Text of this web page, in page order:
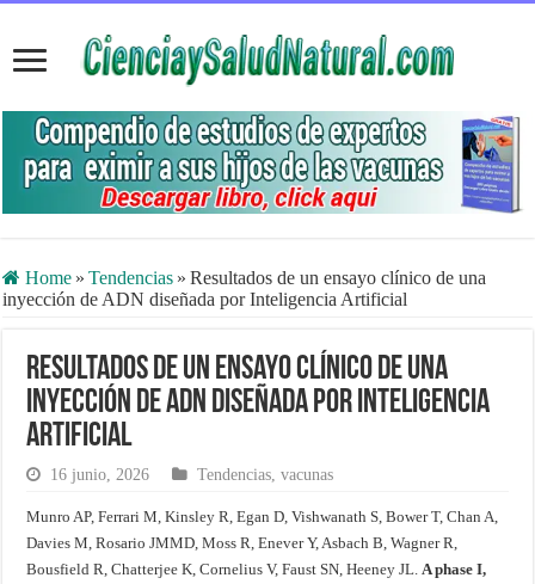
Home » Tendencias » Resultados de un ensayo clínico de una
inyección de ADN diseñada por Inteligencia Artificial
Resultados de un ensayo clínico de una
inyección de ADN diseñada por Inteligencia
Artificial
16 junio, 2026 Tendencias ,vacunas
Munro AP, Ferrari M, Kinsley R, Egan D, Vishwanath S, Bower T, Chan A,
Davies M, Rosario JMMD, Moss R, Enever Y, Asbach B, Wagner R,
Bousfield R, Chatterjee K, Cornelius V, Faust SN, Heeney JL. A phase I,